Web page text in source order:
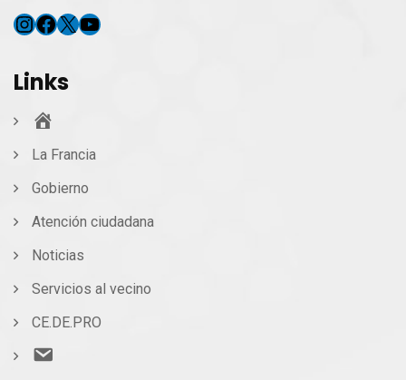
Instagram
Facebook
X YouTube
Links
La Francia
Gobierno
Atención ciudadana
Noticias
Servicios al vecino
CE.DE.PRO